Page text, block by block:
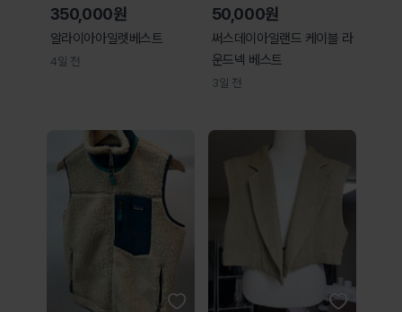
350,000원
알라이아아일렛베스트
4일 전
50,000원
써스데이아일랜드 케이블 라
운드넥 베스트
3일 전